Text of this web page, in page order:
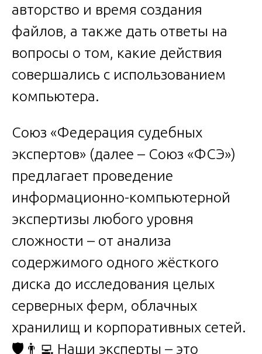
авторство и время создания
файлов, а также дать ответы на
вопросы о том, какие действия
совершались с использованием
компьютера.
Союз «Федерация судебных
экспертов» (далее – Союз «ФСЭ»)
предлагает проведение
информационно-компьютерной
экспертизы любого уровня
сложности – от анализа
содержимого одного жёсткого
диска до исследования целых
серверных ферм, облачных
хранилищ и корпоративных сетей.
🛡️👨‍💻 Наши эксперты – это